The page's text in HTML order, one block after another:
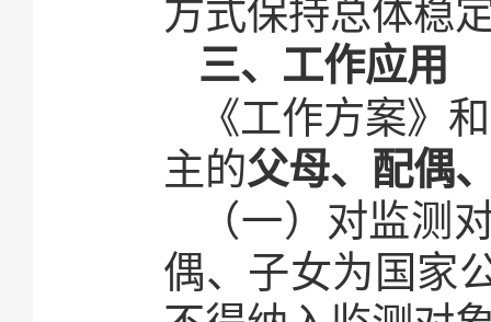
方式保持总体稳
三、工作应用
《工作方案》
主的父母、配偶
（一）对监测
偶、子女为国家